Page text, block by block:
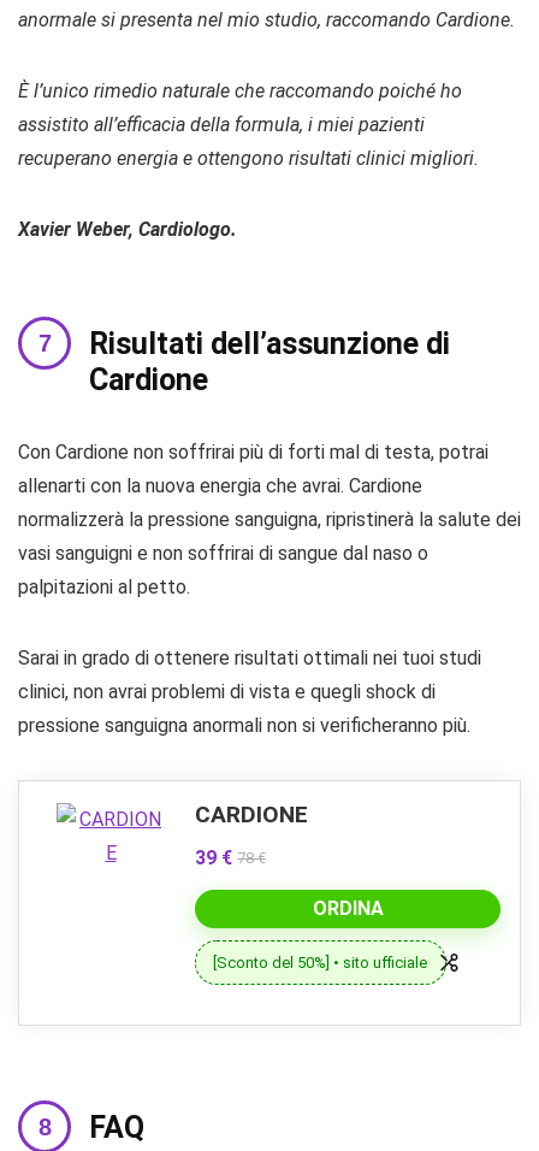
anormale si presenta nel mio studio, raccomando Cardione.
È l’unico rimedio naturale che raccomando poiché ho
assistito all’efficacia della formula, i miei pazienti
recuperano energia e ottengono risultati clinici migliori.
Xavier Weber, Cardiologo.
Risultati dell’assunzione di
Cardione
Con Cardione non soffrirai più di forti mal di testa, potrai
allenarti con la nuova energia che avrai. Cardione
normalizzerà la pressione sanguigna, ripristinerà la salute dei
vasi sanguigni e non soffrirai di sangue dal naso o
palpitazioni al petto.
Sarai in grado di ottenere risultati ottimali nei tuoi studi
clinici, non avrai problemi di vista e quegli shock di
pressione sanguigna anormali non si verificheranno più.
CARDIONE
39 € 78 €
ORDINA
[Sconto del 50%] • sito ufficiale
FAQ